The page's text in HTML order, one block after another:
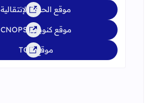
موقع الحركة الإنتقالية
موقع كنوبس CNOPS
موقع TGR